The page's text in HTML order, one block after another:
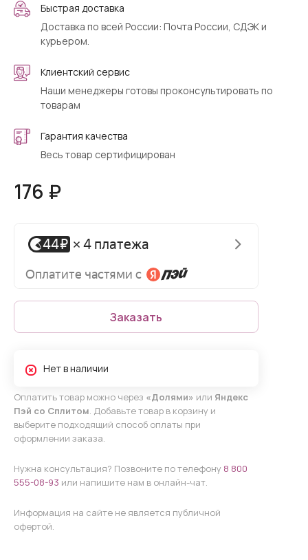
Быстрая доставка
Доставка по всей России: Почта России, СДЭК и
курьером.
Клиентский сервис
Наши менеджеры готовы проконсультировать по
товарам
Гарантия качества
Весь товар сертифицирован
176 ₽
Заказать
Нет в наличии
Оплатить товар можно через «Долями» или Яндекс
Пэй со Сплитом. Добавьте товар в корзину и
выберите подходящий способ оплаты при
оформлении заказа.
Нужна консультация? Позвоните по телефону 8 800
555-08-93 или напишите нам в онлайн-чат.
Информация на сайте не является публичной
офертой.